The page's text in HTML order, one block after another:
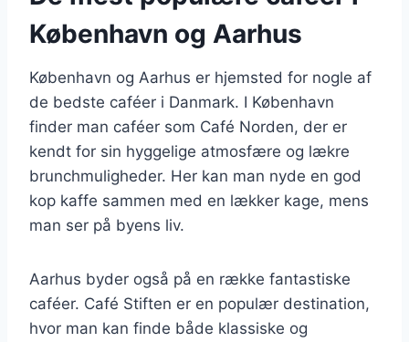
København og Aarhus
København og Aarhus er hjemsted for nogle af
de bedste caféer i Danmark. I København
finder man caféer som Café Norden, der er
kendt for sin hyggelige atmosfære og lækre
brunchmuligheder. Her kan man nyde en god
kop kaffe sammen med en lækker kage, mens
man ser på byens liv.
Aarhus byder også på en række fantastiske
caféer. Café Stiften er en populær destination,
hvor man kan finde både klassiske og